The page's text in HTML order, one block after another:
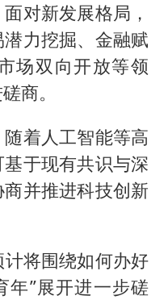
对新发展格局，
力挖掘、金融赋
场双向开放等领
商。
着人工智能等高
于现有共识与深
并推进科技创新
将围绕如何办好
年”展开进一步磋